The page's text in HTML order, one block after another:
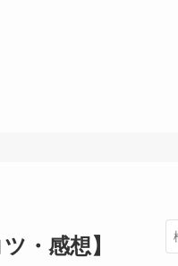
・感想】